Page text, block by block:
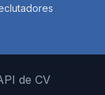
de CV